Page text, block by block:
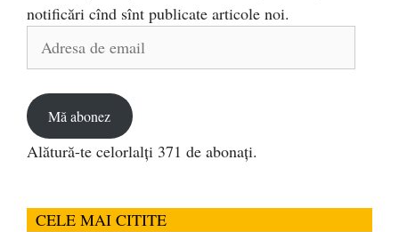
notificări cînd sînt publicate articole noi.
Adresa
Mă abonez
Alătură-te celorlalți 371 de abonați.
CELE MAI CITITE